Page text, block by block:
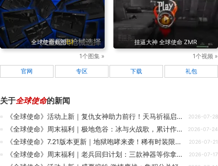
全球使命截图(5)
1个图集 »
挂逼大神 全球使命 ZMR
1个视频 »
官网 专区 下载 礼包
关于全球使命的新闻
《全球使命》活动上新｜复仇女神助力前行！天马祈福启幕，共赴神器星愿盛宴 2026-07-28
《全球使命》周末福利｜极地危谷：冰与火战歌，累计作战赢“致命、狂暴”双橙神武 2026-07-24
《全球使命》7.21版本更新｜地狱咆哮来袭！稀有时装限时返场，多重豪礼助你战力飞升！ 2026-07-21
《全球使命》周末福利｜老兵回归计划：三款神器等你拿，重返国联赢四重战礼！ 2026-07-17